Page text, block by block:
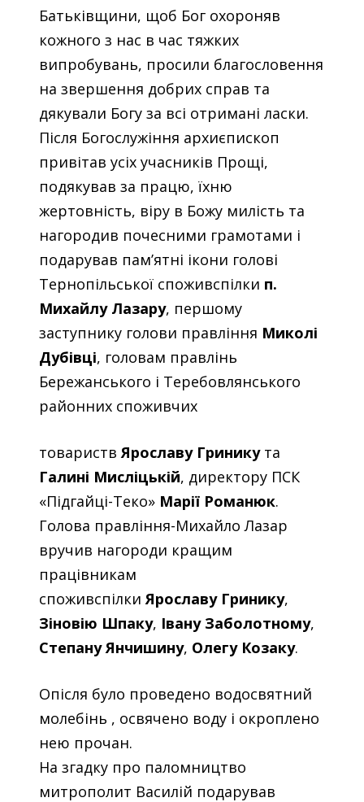
Батьківщини, щоб Бог охороняв
кожного з нас в час тяжких
випробувань, просили благословення
на звершення добрих справ та
дякували Богу за всі отримані ласки.
Після Богослужіння архиєпископ
привітав усіх учасників Прощі,
подякував за працю, їхню
жертовність, віру в Божу милість та
нагородив почесними грамотами і
подарував пам’ятні ікони голові
Тернопільської споживспілки п.
Михайлу Лазару, першому
заступнику голови правління Миколі
Дубівці, головам правлінь
Бережанського і Теребовлянського
районних споживчих
товариствЯрославу Гриникута
Галині Мисліцькій, директору ПСК
«Підгайці-Теко» Марії Романюк.
Голова правління-Михайло Лазар
вручив нагороди кращим
працівникам
споживспілкиЯрославу Гринику,
Зіновію Шпаку, Івану Заболотному,
Степану Янчишину, Олегу Козаку.
Опісля було проведено водосвятний
молебінь , освячено воду і окроплено
нею прочан.
На згадку про паломництво
митрополит Василій подарував